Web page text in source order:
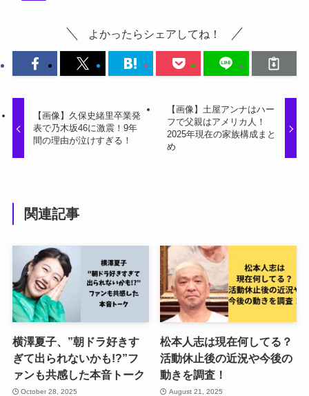
よかったらシェアしてね！
【画像】久保史緒里卒業発
表で乃木坂46に激震！9年
間の理由が泣けすぎる！
【画像】土屋アンナはハー
フで父親はアメリカ人！
2025年現在の家族構成まと
め
関連記事
横澤夏子、”朝ドラ好きす
ぎて出られないかも!?”フ
ァンも共感した本音トーク
October 28, 2025
松本人志は現在何してる？
活動休止後の近況や今後の
動きを調査！
August 21, 2025